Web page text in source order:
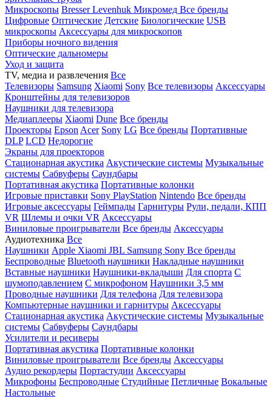
Микроскопы BresserLevenhuk Микромед Все бренды
Цифровые Оптические Детские Биологические USB
микроскопы Аксессуары для микроскопов
Приборы ночного видения
Оптические дальномеры
Уход и защита
TV, медиа и развлечения Все
Телевизоры Samsung Xiaomi Sony Все телевизоры Аксессуары
Кронштейны для телевизоров
Наушники для телевизора
Медиаплееры Xiaomi Dune Все бренды
Проекторы Epson Acer Sony LG Все бренды Портативные
DLP LCD Недорогие
Экраны для проекторов
Стационарная акустика Акустические системы Музыкальные
системы Сабвуферы Саундбары
Портативная акустика Портативные колонки
Игровые приставки Sony PlayStation Nintendo Все бренды
Игровые аксессуары Геймпады Гарнитуры Рули, педали, КПП
VR Шлемы и очки VR Аксессуары
Виниловые проигрыватели Все бренды Аксессуары
Аудиотехника Все
Наушники Apple Xiaomi JBL Samsung Sony Все бренды
Беспроводные Bluetooth наушники Накладные наушники
Вставные наушники Наушники-вкладыши Для спорта С
шумоподавлением С микрофоном Наушники 3,5 мм
Проводные наушники Для телефона Для телевизора
Компьютерные наушники и гарнитуры Аксессуары
Стационарная акустика Акустические системы Музыкальные
системы Сабвуферы Саундбары
Усилители и ресиверы
Портативная акустика Портативные колонки
Виниловые проигрыватели Все бренды Аксессуары
Аудио рекордеры Портастудии Аксессуары
Микрофоны Беспроводные Студийные Петличные Вокальные
Настольные